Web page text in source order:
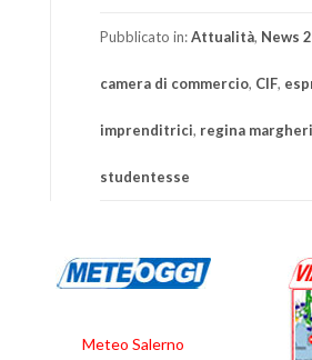
Pubblicato in:Attualità, News 2
camera di commercio, CIF,
imprenditrici, regina
studentesse
Meteo Salerno